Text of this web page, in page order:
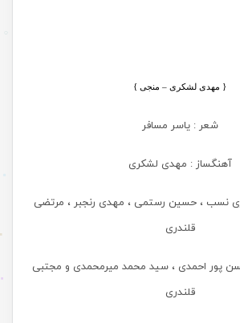
{ مهدی لشکری – منجی }
شعر : یاسر مسافر
آهنگساز : مهدی لشکری
نسب ، حسین رستمی ، مهدی رنجبر ، مرتضی
قلندری
پور احمدی ، سید محمد میرمحمدی و مجتبی
قلندری